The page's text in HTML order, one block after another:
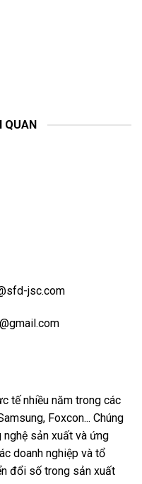
QUAN
jsc.com
tế nhiều năm trong các
Foxcon... Chúng
sản xuất và ứng
doanh nghiệp và tổ
đổi số trong sản xuất